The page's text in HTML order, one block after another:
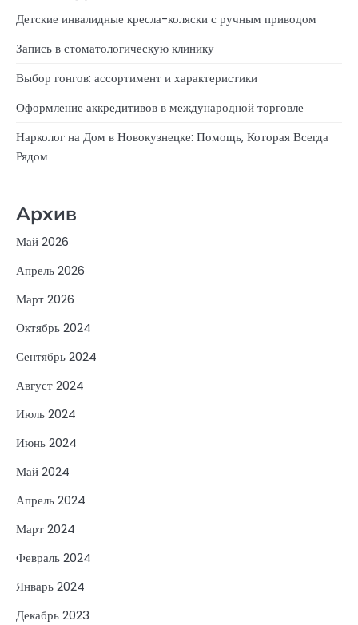
Детские инвалидные кресла-коляски с ручным приводом
Запись в стоматологическую клинику
Выбор гонгов: ассортимент и характеристики
Оформление аккредитивов в международной торговле
Нарколог на Дом в Новокузнецке: Помощь, Которая Всегда
Рядом
Архив
Май 2026
Апрель 2026
Март 2026
Октябрь 2024
Сентябрь 2024
Август 2024
Июль 2024
Июнь 2024
Май 2024
Апрель 2024
Март 2024
Февраль 2024
Январь 2024
Декабрь 2023